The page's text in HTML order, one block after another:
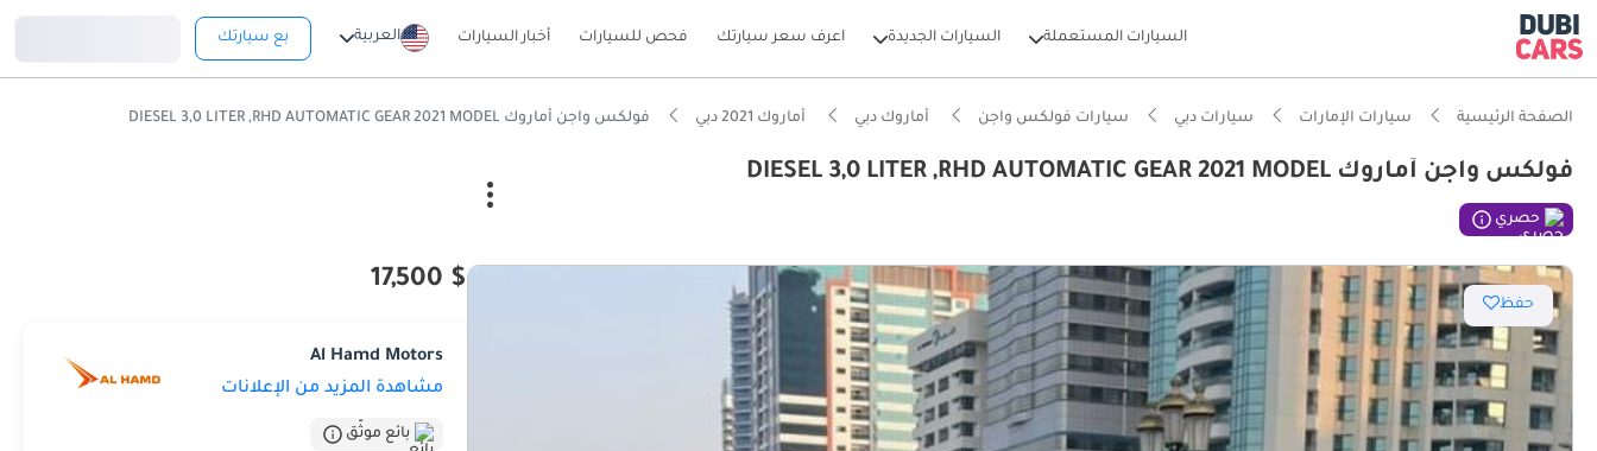
السيارات المستعملة السيارات الجديدة اعرف سعر سيارتك فحص للسيارات أخبار السيارات العربية بع سيارتك
الصفحة الرئيسية سيارات الإمارات سيارات دبي سيارات فولكس واجن أماروك دبي أماروك 2021 دبي فولكس واجن أماروك DIESEL 3,0 LITER ,RHD AUTOMATIC GEAR 2021 MODEL
فولكس واجن أماروك DIESEL 3,0 LITER ,RHD AUTOMATIC GEAR 2021 MODEL
حصري
حفظ
$ 17,500
Al Hamd Motors
مشاهدة المزيد من الإعلانات
بائع موثّق